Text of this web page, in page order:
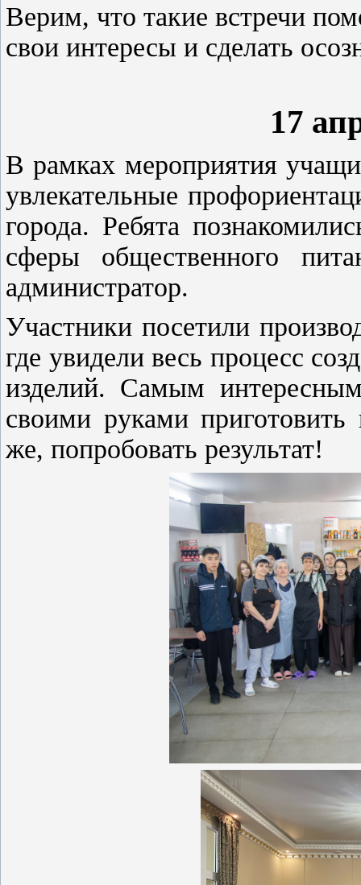
Верим, что такие встречи
свои интересы и сделать
17
В рамках мероприятия
увлекательные
города. Ребята
сферы общественного
администратор.
Участники посетили
где увидели весь процесс
изделий. Самым
своими руками
же, попробовать результат!